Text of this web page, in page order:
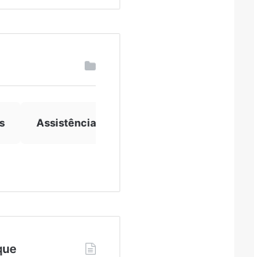
Assistência Social